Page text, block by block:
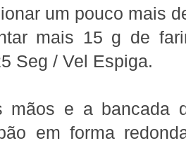
um pouco mais
mais 15 g de
Seg / Vel Espiga.
mãos e a bancada
em forma